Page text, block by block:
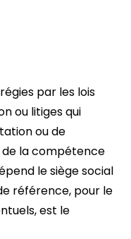
par les lois
ou litiges qui
ou de
de la compétence
le siège social
référence, pour le
est le